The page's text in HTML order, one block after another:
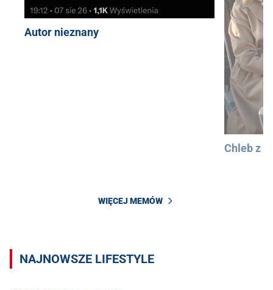
Autor nieznany
Chleb z
WIĘCEJ MEMÓW
NAJNOWSZE LIFESTYLE